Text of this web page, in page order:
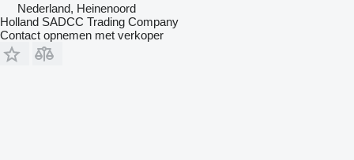
Nederland, Heinenoord
Holland SADCC Trading Company
Contact opnemen met verkoper